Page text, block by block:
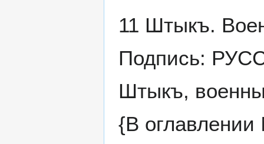
11 Штыкъ.
Подпись:
Штыкъ,
{В